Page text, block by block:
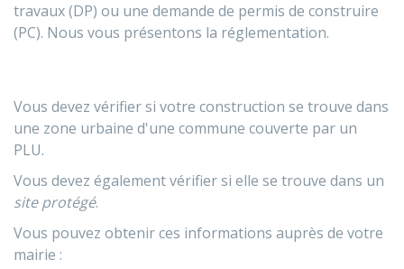
travaux (DP) ou une demande de permis de construire
(PC). Nous vous présentons la réglementation.
Vous devez vérifier si votre construction se trouve dans
une zone urbaine d'une commune couverte par un
PLU.
Vous devez également vérifier si elle se trouve dans un
site protégé.
Vous pouvez obtenir ces informations auprès de votre
mairie :